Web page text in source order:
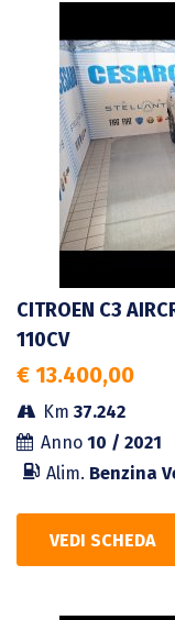
CITROEN C3
110CV
€ 13.400,00
Km 37.242
Anno 10 / 2021
Alim. Benzina
VEDI SCHEDA